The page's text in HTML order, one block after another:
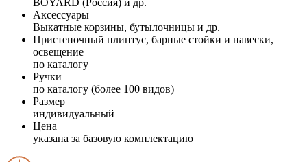
Аксессуары
Выкатные корзины, бутылочницы и др.
Пристеночный плинтус, барные стойки и навески,
освещение
по каталогу
Ручки
по каталогу (более 100 видов)
Размер
индивидуальный
Цена
указана за базовую комплектацию